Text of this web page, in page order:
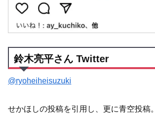
鈴木亮平さん Twitter
@ryoheiheisuzuki
せかほしの投稿を引用し、更に青空投稿。